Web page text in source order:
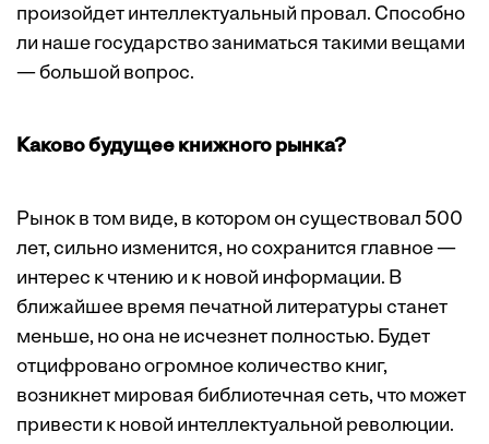
произойдет интеллектуальный провал. Способно
ли наше государство заниматься такими вещами
— большой вопрос.
Каково будущее книжного рынка?
Рынок в том виде, в котором он существовал 500
лет, сильно изменится, но сохранится главное —
интерес к чтению и к новой информации. В
ближайшее время печатной литературы станет
меньше, но она не исчезнет полностью. Будет
отцифровано огромное количество книг,
возникнет мировая библиотечная сеть, что может
привести к новой интеллектуальной революции.